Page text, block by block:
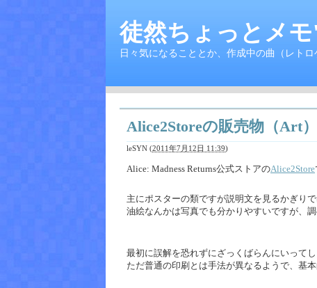
徒然ちょっとメモ'
日々気になることとか、作成中の曲（レト
Alice2Storeの販売物（Art
leSYN (2011年7月12日 11:39)
Alice: Madness Returns公式ストアのAlice2Store
主にポスターの類ですが説明文を見るかぎり
油絵なんかは写真でも分かりやすいですが、
最初に誤解を恐れずにざっくばらんにいって
ただ普通の印刷とは手法が異なるようで、基